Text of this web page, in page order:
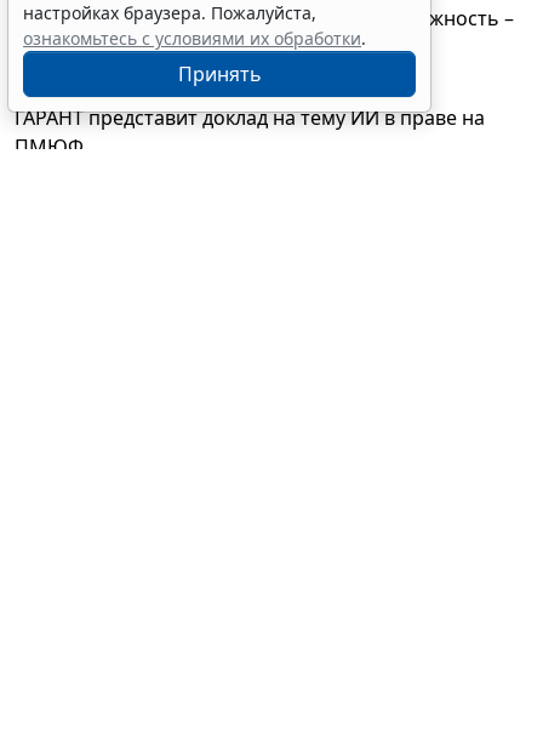
В "Гарант Коннект" появилась новая возможность –
поддержка MCP
ГАРАНТ представит доклад на тему ИИ в праве на
ПМЮФ
настройках браузера. Пожалуйста,
ознакомьтесь с условиями их обработки.
Принять